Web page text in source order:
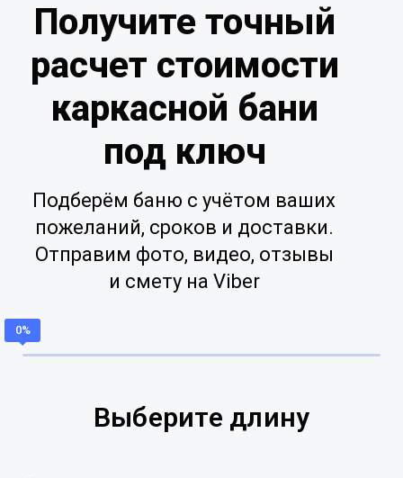
Подберём баню с учётом ваших
пожеланий, сроков и доставки.
Отправим фото, видео, отзывы
и смету на Viber
Получите точный
расчет стоимости
каркасной бани
под ключ
Выберите длину